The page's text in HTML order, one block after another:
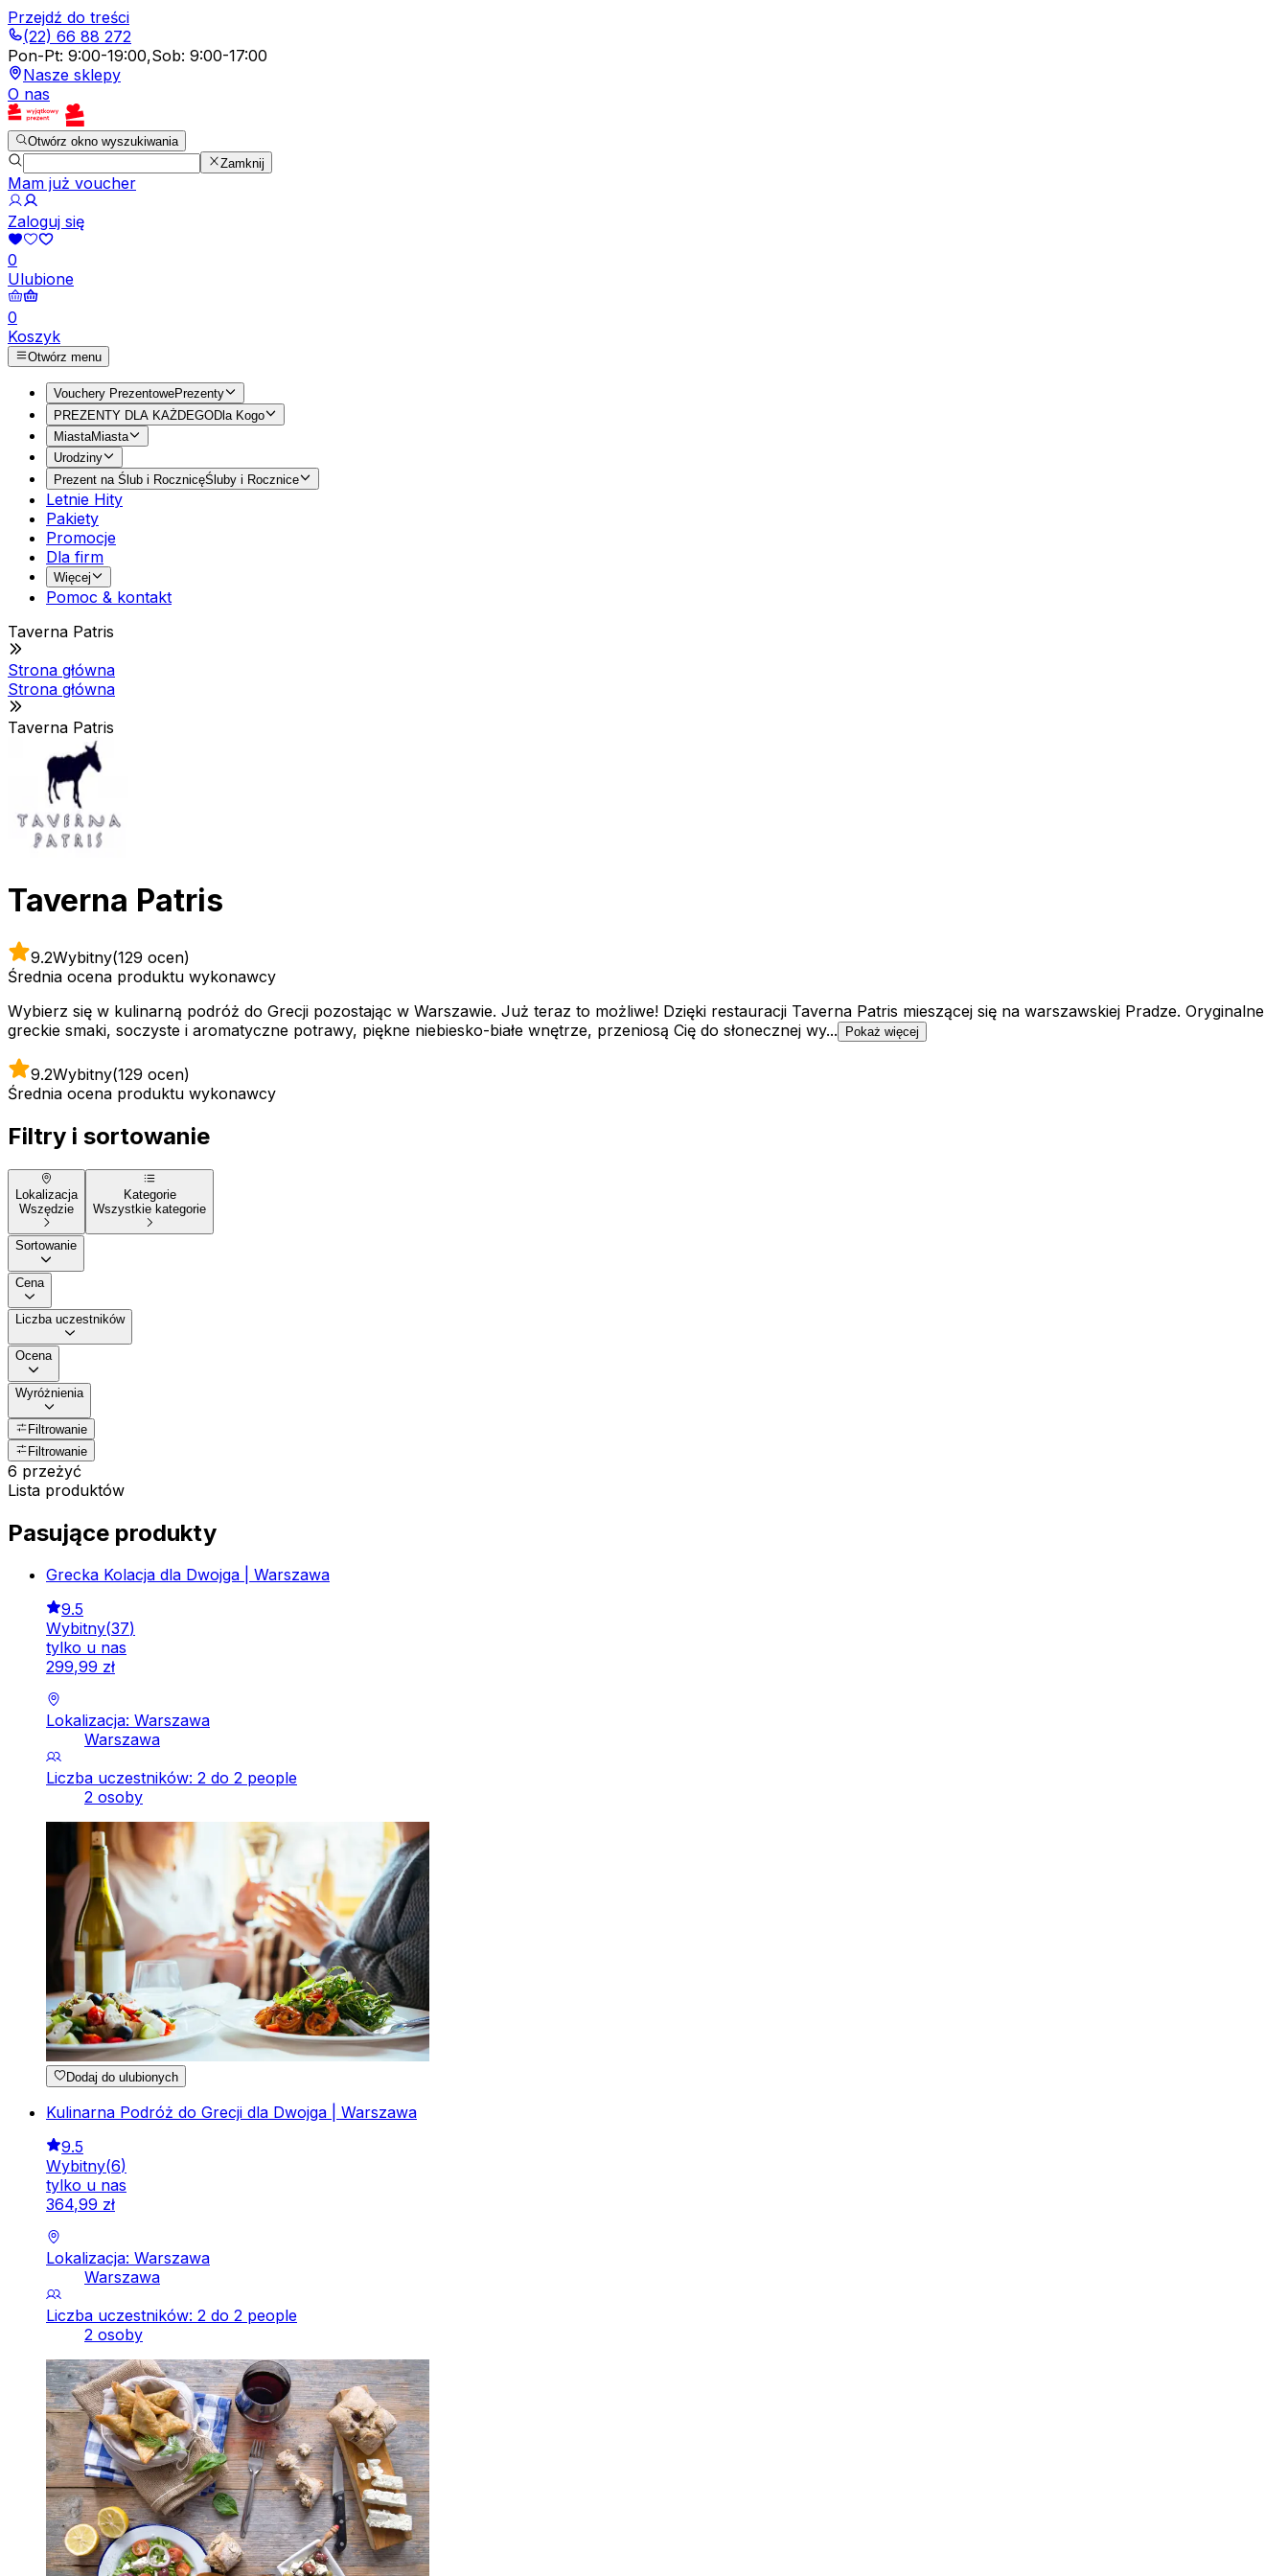
Przejdź do treści
(22) 66 88 272
Pon-Pt: 9:00-19:00,Sob: 9:00-17:00
Nasze sklepy
O nas
Otwórz okno wyszukiwania
Zamknij
Mam już voucher
Zaloguj się
0
Ulubione
0
Koszyk
Otwórz menu
Vouchery PrezentowePrezenty
PREZENTY DLA KAŻDEGODla Kogo
MiastaMiasta
Urodziny
Prezent na Ślub i RocznicęŚluby i Rocznice
Letnie Hity
Pakiety
Promocje
Dla firm
Więcej
Pomoc & kontakt
Taverna Patris
Strona główna
Strona główna
Taverna Patris
Taverna Patris
9.2Wybitny(129 ocen)
Średnia ocena produktu wykonawcy
Wybierz się w kulinarną podróż do Grecji pozostając w Warszawie. Już teraz to możliwe! Dzięki restauracji Taverna Patris mieszącej się na warszawskiej Pradze. Oryginalne
greckie smaki, soczyste i aromatyczne potrawy, piękne niebiesko-białe wnętrze, przeniosą Cię do słonecznej wy...
Pokaż więcej
9.2Wybitny(129 ocen)
Średnia ocena produktu wykonawcy
Filtry i sortowanie
Lokalizacja
Wszędzie
Kategorie
Wszystkie kategorie
Sortowanie
Cena
Liczba uczestników
Ocena
Wyróżnienia
Filtrowanie
Filtrowanie
6 przeżyć
Lista produktów
Pasujące produkty
Grecka Kolacja dla Dwojga | Warszawa
9.5
Wybitny(37)
tylko u nas
299,99 zł
Lokalizacja: Warszawa
Warszawa
Liczba uczestników: 2 do 2 people
2 osoby
Dodaj do ulubionych
Kulinarna Podróż do Grecji dla Dwojga | Warszawa
9.5
Wybitny(6)
tylko u nas
364,99 zł
Lokalizacja: Warszawa
Warszawa
Liczba uczestników: 2 do 2 people
2 osoby